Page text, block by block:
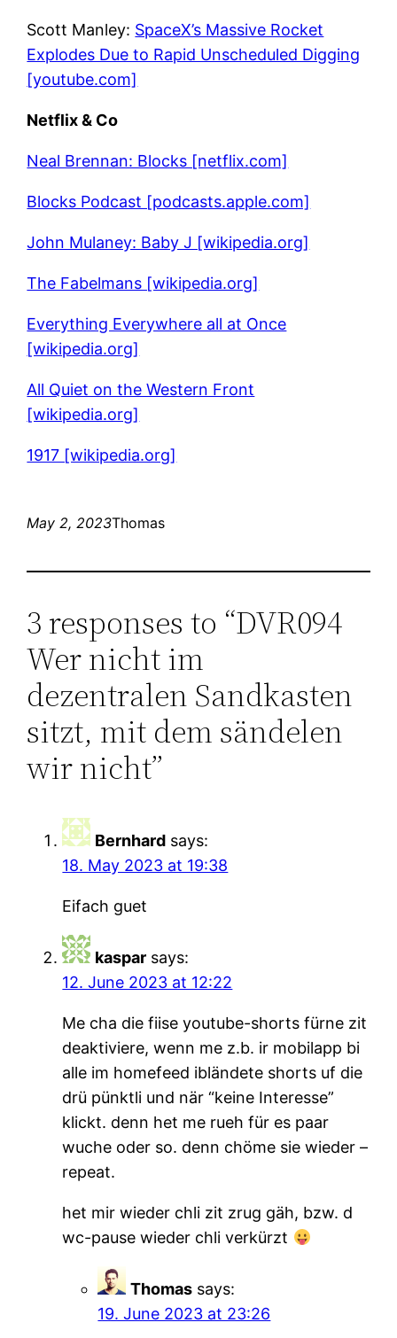
Scott Manley: SpaceX’s Massive Rocket
Explodes Due to Rapid Unscheduled Digging
[youtube.com]
Netflix & Co
Neal Brennan: Blocks [netflix.com]
Blocks Podcast [podcasts.apple.com]
John Mulaney: Baby J [wikipedia.org]
The Fabelmans [wikipedia.org]
Everything Everywhere all at Once
[wikipedia.org]
All Quiet on the Western Front
[wikipedia.org]
1917 [wikipedia.org]
May 2, 2023Thomas
3 responses to “DVR094
Wer nicht im
dezentralen Sandkasten
sitzt, mit dem sändelen
wir nicht”
Bernhard says:
18. May 2023 at 19:38
Eifach guet
kaspar says:
12. June 2023 at 12:22
Me cha die fiise youtube-shorts fürne zit
deaktiviere, wenn me z.b. ir mobilapp bi
alle im homefeed ibländete shorts uf die
drü pünktli und när “keine Interesse”
klickt. denn het me rueh für es paar
wuche oder so. denn chöme sie wieder –
repeat.
het mir wieder chli zit zrug gäh, bzw. d
wc-pause wieder chli verkürzt
Thomas says:
19. June 2023 at 23:26